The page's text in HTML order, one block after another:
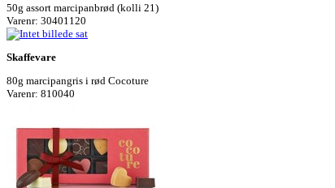
50g assort marcipanbrød (kolli 21)
Varenr: 30401120
Skaffevare
80g marcipangris i rød Cocoture
Varenr: 810040